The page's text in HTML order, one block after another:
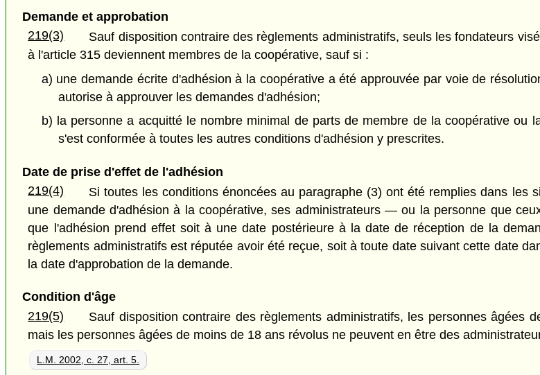
Demande et approbation
219(3)
Sauf disposition contraire des règlements administratifs, seuls les fondateurs
à l'article 315 deviennent membres de la coopérative, sauf si :
a) une demande écrite d'adhésion à la coopérative a été approuvée par voie de
autorise à approuver les demandes d'adhésion;
b) la personne a acquitté le nombre minimal de parts de membre de la coopérative ou
s'est conformée à toutes les autres conditions d'adhésion y prescrites.
Date de prise d'effet de l'adhésion
219(4)
Si toutes les conditions énoncées au paragraphe (3) ont été remplies dans
une demande d'adhésion à la coopérative, ses administrateurs — ou la personne que
que l'adhésion prend effet soit à une date postérieure à la date de réception de la
règlements administratifs est réputée avoir été reçue, soit à toute date suivant cette date
la date d'approbation de la demande.
Condition d'âge
219(5)
Sauf disposition contraire des règlements administratifs, les personnes âgées
mais les personnes âgées de moins de 18 ans révolus ne peuvent en être des
L.M. 2002, c. 27, art. 5.